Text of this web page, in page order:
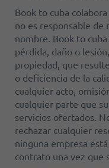
Book to cuba
no es responsable de
nombre. Book to
pérdida, daño o
propiedad, que
o deficiencia de la
cualquier acto,
cualquier parte que
servicios ofertados.
rechazar cualquier
ninguna empresa
contrato una vez que